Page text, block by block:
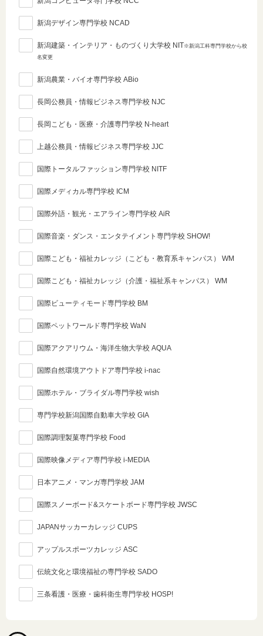
新潟デザイン専門学校 NCAD
新潟建築・インテリア・ものづくり大学校 NIT※新潟工科専門学校から校
名変更
新潟農業・バイオ専門学校 ABio
長岡公務員・情報ビジネス専門学校 NJC
長岡こども・医療・介護専門学校 N-heart
上越公務員・情報ビジネス専門学校 JJC
国際トータルファッション専門学校 NITF
国際メディカル専門学校 ICM
国際外語・観光・エアライン専門学校 AiR
国際音楽・ダンス・エンタテイメント専門学校 SHOW!
国際こども・福祉カレッジ（こども・教育系キャンパス） WM
国際こども・福祉カレッジ（介護・福祉系キャンパス） WM
国際ビューティモード専門学校 BM
国際ペットワールド専門学校 WaN
国際アクアリウム・海洋生物大学校 AQUA
国際自然環境アウトドア専門学校 i-nac
国際ホテル・ブライダル専門学校 wish
専門学校新潟国際自動車大学校 GIA
国際調理製菓専門学校 Food
国際映像メディア専門学校 i-MEDIA
日本アニメ・マンガ専門学校 JAM
国際スノーボード&スケートボード専門学校 JWSC
JAPANサッカーカレッジ CUPS
アップルスポーツカレッジ ASC
伝統文化と環境福祉の専門学校 SADO
三条看護・医療・歯科衛生専門学校 HOSP!